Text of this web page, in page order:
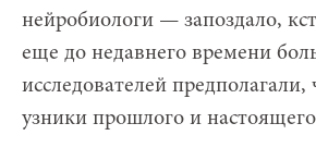
нейробиологи — запоздало,
еще до недавнего времени
исследователей
узники прошлого и